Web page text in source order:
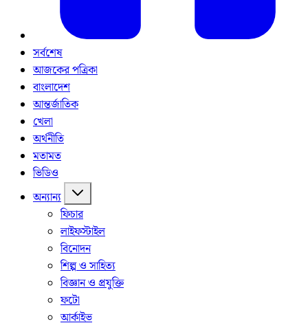
সর্বশেষ
আজকের পত্রিকা
বাংলাদেশ
আন্তর্জাতিক
খেলা
অর্থনীতি
মতামত
ভিডিও
অন্যান্য
ফিচার
লাইফস্টাইল
বিনোদন
শিল্প ও সাহিত্য
বিজ্ঞান ও প্রযুক্তি
ফটো
আর্কাইভ